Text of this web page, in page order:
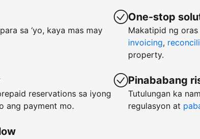
para sa ‘yo, kaya mas may
reservations sa iyong
ang payment mo.
One-stop
Makatipid ng
invoicing,
property.
Pinababang
Tutulungan ka
regulasyon at